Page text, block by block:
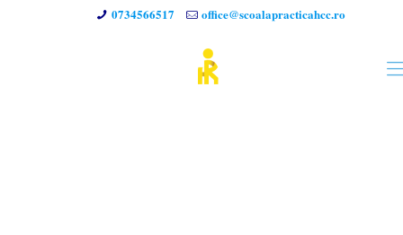
0734566517 office@scoalapracticahcc.ro